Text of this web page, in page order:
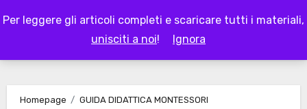
Per leggere gli articoli completi e scaricare tutti i materiali,
unisciti a noi! Ignora
to
LAPAPPADOLCE
Homepage
GUIDA DIDATTICA MONTESSORI